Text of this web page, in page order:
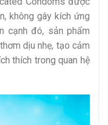
không gây kích ứng
cạnh đó, sản phẩm
dịu nhẹ, tạo cảm
thích trong quan hệ